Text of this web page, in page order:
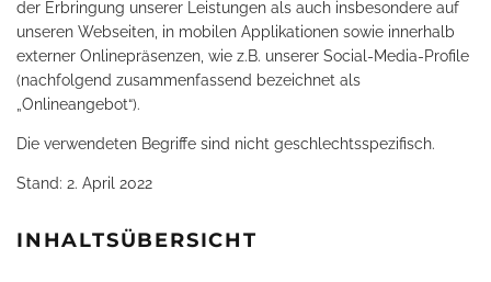
der Erbringung unserer Leistungen als auch insbesondere auf
unseren Webseiten, in mobilen Applikationen sowie innerhalb
externer Onlinepräsenzen, wie z.B. unserer Social-Media-Profile
(nachfolgend zusammenfassend bezeichnet als
„Onlineangebot“).
Die verwendeten Begriffe sind nicht geschlechtsspezifisch.
Stand: 2. April 2022
INHALTSÜBERSICHT